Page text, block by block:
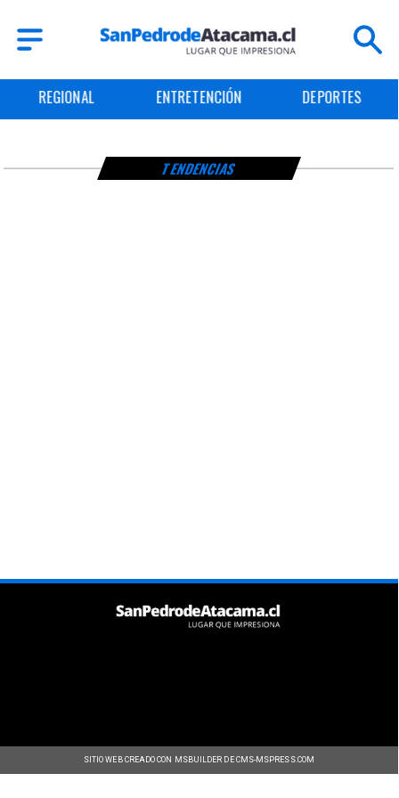
REGIONAL ENTRETENCIÓN DEPORTES
TENDENCIAS
SITIO WEB CREADO CON MSBUILDER DE CMS-MSPRESS.COM